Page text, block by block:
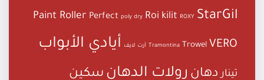
Paint Roller Perfect poly dry Roi kilit ROXY StarGil
Tramontina Trowel VERO آرت لايف أيادي الأبواب
تينار دهان رولات الدهان سكين